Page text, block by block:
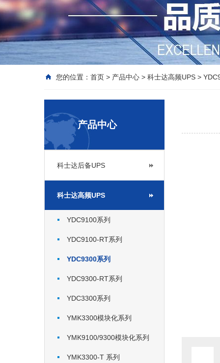
您的位置： 首页 > 产品中心 > 科士达高频UPS >
产品中心
科士达后备UPS
科士达高频UPS
YDC9100系列
YDC9100-RT系列
YDC9300系列
YDC9300-RT系列
YDC3300系列
YMK3300模块化系列
YMK9100/9300模块化系列
YMK3300-T 系列